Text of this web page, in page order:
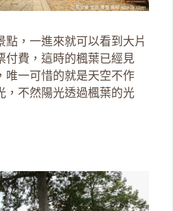
點，一進來就可以看到大片
付費，這時的楓葉已經見
唯一可惜的就是天空不作
，不然陽光透過楓葉的光